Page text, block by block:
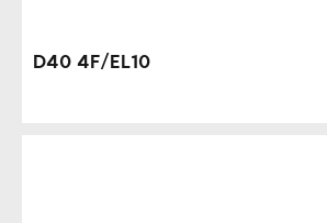
D40 4F/EL10